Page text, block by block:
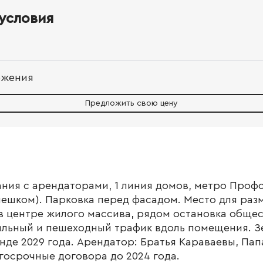
Предложить свою цену
с арендаторами, 1 линия домов, метро
Парковка перед фасадом. Место для
центре жилого массива, рядом остановка
и пешеходный трафик вдоль помещения.
2029 года. Арендатор: Братья Караваевы,
договора до 2024 года.